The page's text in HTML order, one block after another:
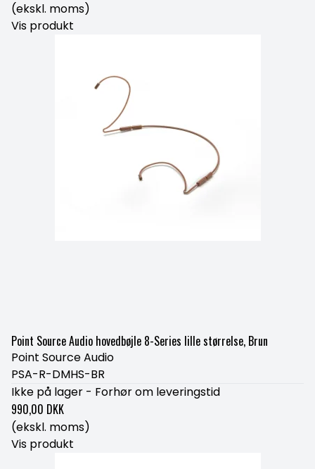
(ekskl. moms)
Vis produkt
Point Source Audio hovedbøjle 8-Series lille størrelse, Brun
Point Source Audio
PSA-R-DMHS-BR
Ikke på lager - Forhør om leveringstid
990,00 DKK
(ekskl. moms)
Vis produkt